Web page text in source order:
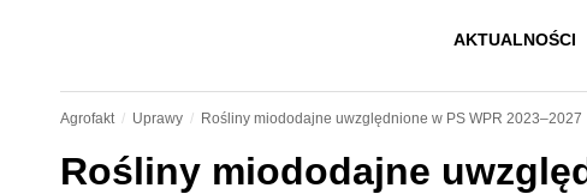
AKTUALNOŚCI
Agrofakt Uprawy Rośliny miododajne uwzględnione w PS WPR 2023–2027
Rośliny miododajne